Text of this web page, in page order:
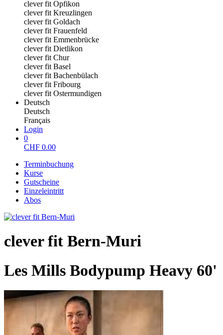
clever fit Opfikon
clever fit Kreuzlingen
clever fit Goldach
clever fit Frauenfeld
clever fit Emmenbrücke
clever fit Dietlikon
clever fit Chur
clever fit Basel
clever fit Bachenbülach
clever fit Fribourg
clever fit Ostermundigen
Deutsch
Deutsch
Français
Login
0
CHF 0.00
Terminbuchung
Kurse
Gutscheine
Einzeleintritt
Abos
clever fit Bern-Muri
Les Mills Bodypump Heavy 60'